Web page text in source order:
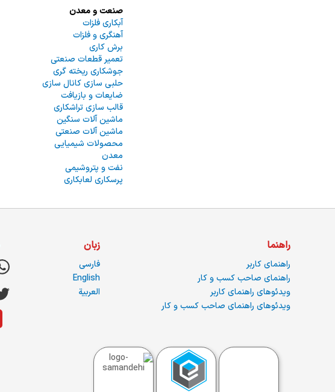
صنعت و معدن
آبکاری فلزات
آهنگری و فلزات
برش کاری
تعمیر قطعات صنعتی
جوشکاری ریخته گری
حلبی سازی کانال سازی
ضایعات و بازیافت
قالب سازی تراشکاری
ماشین آلات سنگین
ماشین آلات صنعتی
محصولات شیمیایی
معدن
نفت و پتروشیمی
پرسکاری لعابکاری
راهنما
راهنمای کاربر
راهنمای صاحب کسب و کار
ویدئوهای راهنمای کاربر
ویدئوهای راهنمای صاحب کسب و کار
زبان
فارسی
English
العربية